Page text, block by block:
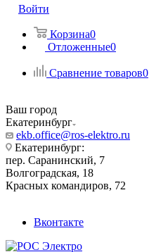
Войти
Корзина0
Отложенные0
Сравнение товаров0
Ваш город
Екатеринбург
ekb.office@ros-elektro.ru
Екатеринбург:
пер. Саранинский, 7
Волгоградская, 18
Красных командиров, 72
Вконтакте